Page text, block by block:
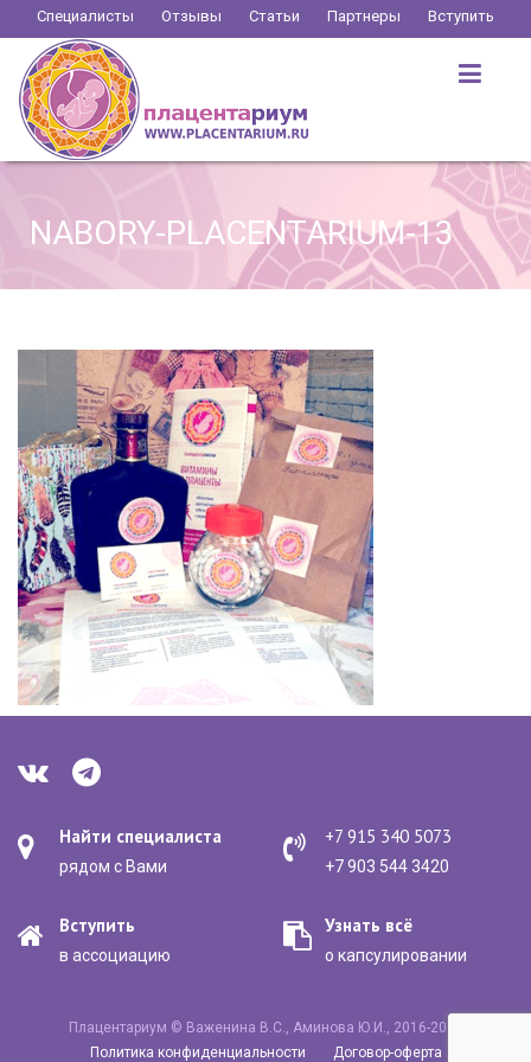
Перейти
к
содержимому
Специалисты Отзывы Статьи Партнеры Вступить
NABORY-PLACENTARIUM-13
+7 915 340 5073
+7 903 544 3420
Найти специалиста
рядом с Вами
Узнать всё
о капсулировании
Вступить
в ассоциацию
Плацентариум © Важенина В.С., Аминова Ю.И., 2016-2020
Политика конфиденциальности
Договор-оферта